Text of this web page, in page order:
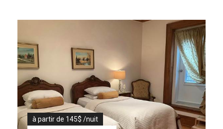
à partir de 145$ /nuit